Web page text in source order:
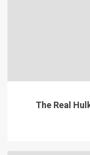
The Real